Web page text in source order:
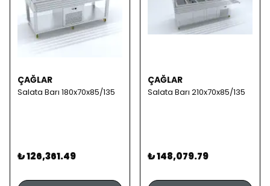
ÇAĞLAR
Salata Barı 180x70x85/135
₺ 126,361.49
ÇAĞLAR
Salata Barı 210x70x85/135
₺ 148,079.79